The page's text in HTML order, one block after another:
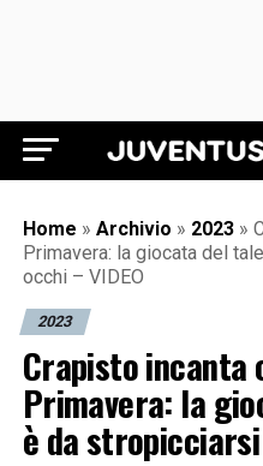
Home » Archivio » 2023 »
Primavera: la giocata del
occhi – VIDEO
2023
Crapisto incanta
Primavera: la
è da